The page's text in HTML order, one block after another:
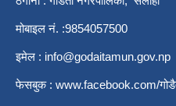
मोबाइल नं. :9854057500
इमेल : info@godaitamun.gov.np
फेसबुक : www.facebook.com/